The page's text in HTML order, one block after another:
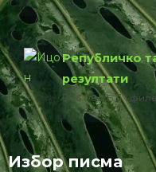
Републичко
резултати
76.00 КБ 1
Избор писма